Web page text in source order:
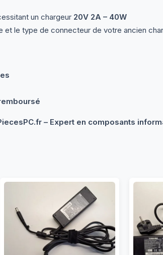
un chargeur 20V 2A – 40W
et le type de connecteur de votre ancien
– Expert en composants